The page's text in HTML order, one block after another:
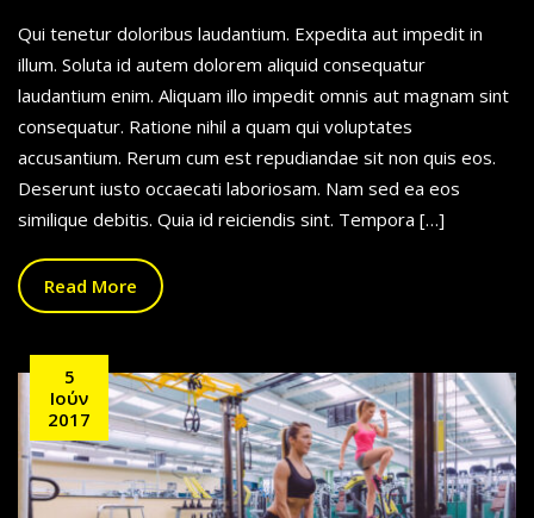
Qui tenetur doloribus laudantium. Expedita aut impedit in
illum. Soluta id autem dolorem aliquid consequatur
laudantium enim. Aliquam illo impedit omnis aut magnam sint
consequatur. Ratione nihil a quam qui voluptates
accusantium. Rerum cum est repudiandae sit non quis eos.
Deserunt iusto occaecati laboriosam. Nam sed ea eos
similique debitis. Quia id reiciendis sint. Tempora […]
Read More
5
Ιούν
2017